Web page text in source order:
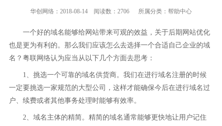
华创网络：2018-08-14 阅读数：2706 所属分类：帮助中心
一个好的域名能够给网站带来可观的效益，关于后期网站优化
也是更为有利的。那么我们应该怎么去选择一个合适自己企业的域
名？粤联网络认为应当从以下几个方面去思考：
1、挑选一个可靠的域名供货商。我们在进行域名注册的时候
一定要挑选一家规范的大型公司，这样才能确保今后在进行域名过
户、续费或者其他事务处理时能够有效率。
2、域名主体的精简。精简的域名通常能够更快地让用户记住